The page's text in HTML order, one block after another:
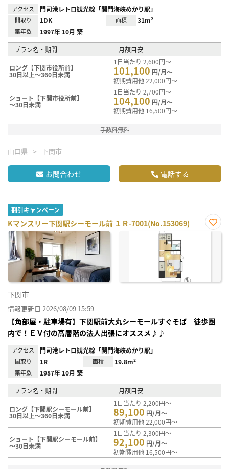
アクセス 門司港レトロ観光線「関門海峡めかり駅」
間取り 1DK 面積 31m²
築年数 1997年 10月 築
プラン名・期間 月額目安
ロング【下関市役所前】
30日以上～360日未満
1日当たり 2,600円～
101,100 円/月～
初期費用他 22,000円～
ショート【下関市役所前】
～30日未満
1日当たり 2,700円～
104,100 円/月～
初期費用他 16,500円～
手数料無料
山口県 下関市
お問合わせ 電話する
割引キャンペーン
Kマンスリー下関駅シーモール前 １Ｒ-7001(No.153069)
お気
下関市
情報更新日 2026/08/09 15:59
【角部屋・駐車場有】下関駅前大丸シーモールすぐそば 徒歩圏
内で！ＥＶ付の高層階の法人出張にオススメ♪♪
アクセス 門司港レトロ観光線「関門海峡めかり駅」
間取り 1R 面積 19.8m²
築年数 1987年 10月 築
プラン名・期間 月額目安
ロング【下関駅シーモール前】
30日以上～360日未満
1日当たり 2,200円～
89,100 円/月～
初期費用他 22,000円～
ショート【下関駅シーモール前】
～30日未満
1日当たり 2,300円～
92,100 円/月～
初期費用他 16,500円～